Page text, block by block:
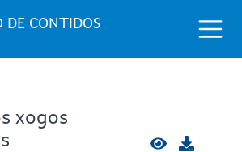
xogos